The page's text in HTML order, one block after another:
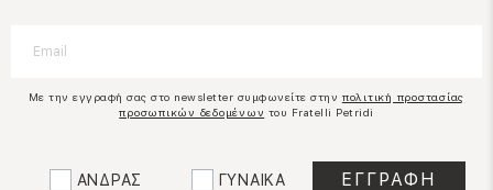
Με την εγγραφή σας στο newsletter συμφωνείτε στην πολιτική προστασίας
προσωπικών δεδομένων του Fratelli Petridi
ΑΝΔΡΑΣ ΓΥΝΑΙΚΑ